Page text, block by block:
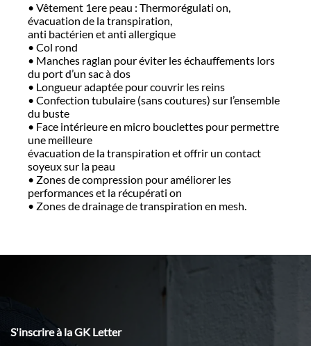
• Vêtement 1ere peau : Thermorégulati on,
évacuation de la transpiration,
anti bactérien et anti allergique
• Col rond
• Manches raglan pour éviter les échauffements lors
du port d’un sac à dos
• Longueur adaptée pour couvrir les reins
• Confection tubulaire (sans coutures) sur l’ensemble
du buste
• Face intérieure en micro bouclettes pour permettre
une meilleure
évacuation de la transpiration et offrir un contact
soyeux sur la peau
• Zones de compression pour améliorer les
performances et la récupérati on
• Zones de drainage de transpiration en mesh.
S'inscrire à la GK Letter